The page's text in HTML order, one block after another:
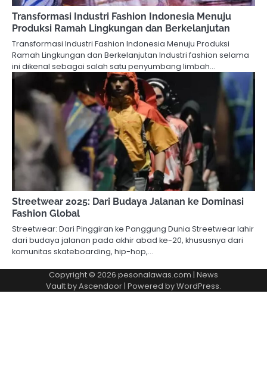
Transformasi Industri Fashion Indonesia Menuju
Produksi Ramah Lingkungan dan Berkelanjutan
Transformasi Industri Fashion Indonesia Menuju Produksi
Ramah Lingkungan dan Berkelanjutan Industri fashion selama
ini dikenal sebagai salah satu penyumbang limbah…
Streetwear 2025: Dari Budaya Jalanan ke Dominasi
Fashion Global
Streetwear: Dari Pinggiran ke Panggung Dunia Streetwear lahir
dari budaya jalanan pada akhir abad ke-20, khususnya dari
komunitas skateboarding, hip-hop,…
Copyright © 2026 pesonalawas.com | News
Vault byAscendoor| Powered byWordPress.